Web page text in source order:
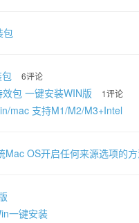
包
6评论
包 一键安装WIN版 1评论
mac 支持M1/M2/M3+Intel
OS开启任何来源选项的
一键安装